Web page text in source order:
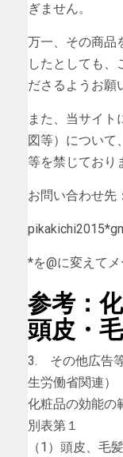
ぎません。
万一、その商品
したとしても、
ださるようお願
また、当サイト
図等）について
等を禁じており
お問い合わせ先：
*を@に変えて
参考：
頭皮・
3. その他広告
生労働省関連）
化粧品の効能の
別表第１
（1）頭皮、毛